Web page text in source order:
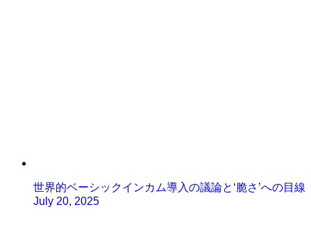
世界的ベーシックインカム導入の議論と‘脆さ’への目線
July 20, 2025